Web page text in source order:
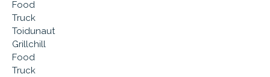
Food
Truck
Toidunaut
Grillchill
Food
Truck